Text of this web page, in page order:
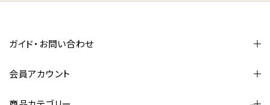
ガイド・お問い合わせ
会員アカウント